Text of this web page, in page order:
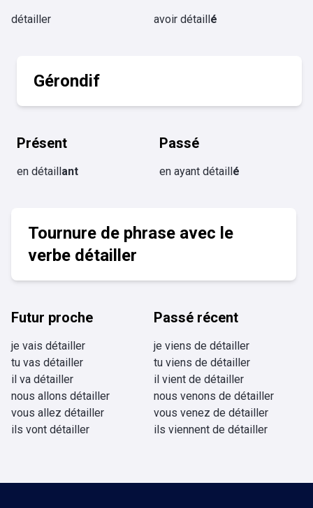
détailler avoir détaillé
Gérondif
Présent
en détaillant
Passé
en ayant détaillé
Tournure de phrase avec le
verbe détailler
Futur proche
je vais détailler
tu vas détailler
il va détailler
nous allons détailler
vous allez détailler
ils vont détailler
Passé récent
je viens de détailler
tu viens de détailler
il vient de détailler
nous venons de détailler
vous venez de détailler
ils viennent de détailler